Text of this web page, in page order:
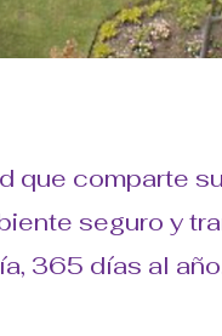
que comparte
seguro y
365 días al